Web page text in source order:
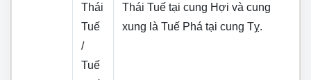
Thái
Tuế
/
Tuế
Thái Tuế tại cung Hợi và cung
xung là Tuế Phá tại cung Tỵ.